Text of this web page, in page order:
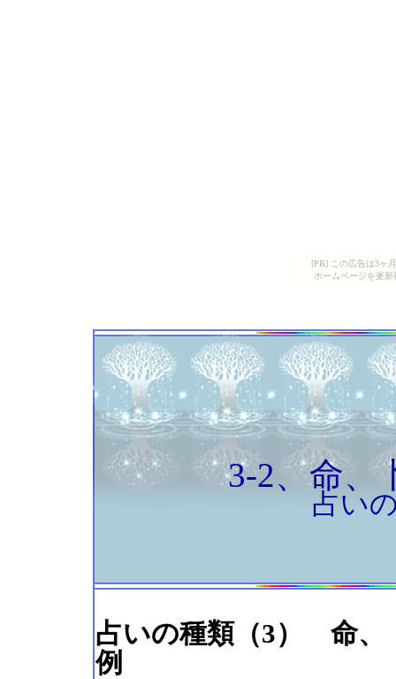
[PR] この広告は3ヶ
ホームページを更
3-2、命、
占い
占いの種類（3） 命、
例